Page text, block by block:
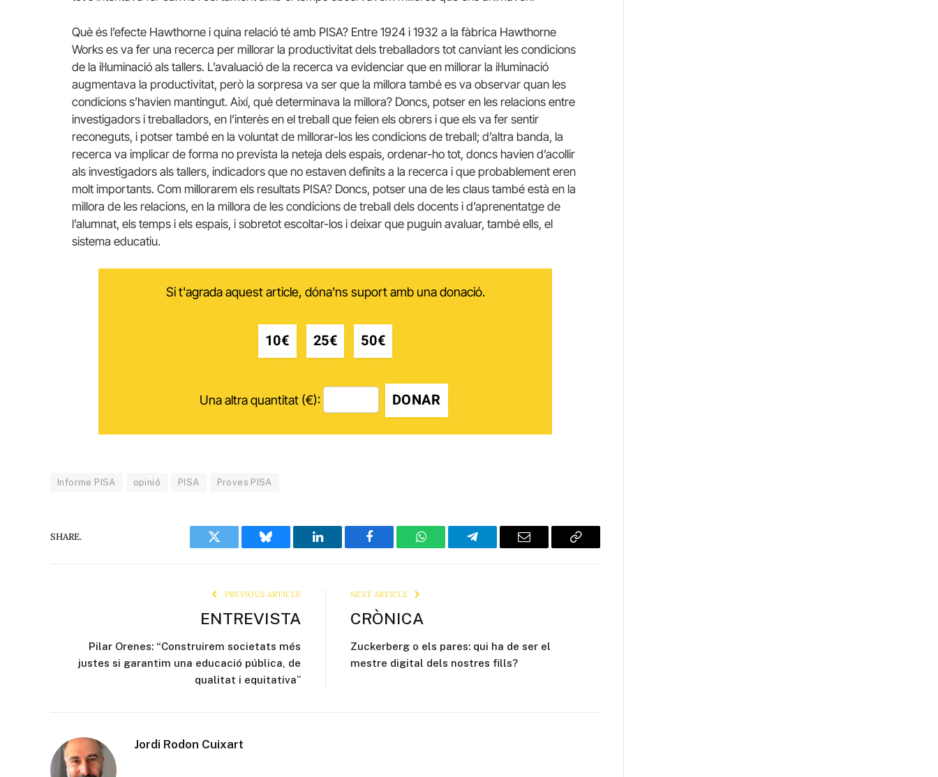
Què és l’efecte Hawthorne i quina relació té amb PISA? Entre 1924 i 1932 a la fàbrica Hawthorne
Works es va fer una recerca per millorar la productivitat dels treballadors tot canviant les condicions
de la il·luminació als tallers. L’avaluació de la recerca va evidenciar que en millorar la il·luminació
augmentava la productivitat, però la sorpresa va ser que la millora també es va observar quan les
condicions s’havien mantingut. Així, què determinava la millora? Doncs, potser en les relacions entre
investigadors i treballadors, en l’interès en el treball que feien els obrers i que els va fer sentir
reconeguts, i potser també en la voluntat de millorar-los les condicions de treball; d’altra banda, la
recerca va implicar de forma no prevista la neteja dels espais, ordenar-ho tot, doncs havien d’acollir
als investigadors als tallers, indicadors que no estaven definits a la recerca i que probablement eren
molt importants. Com millorarem els resultats PISA? Doncs, potser una de les claus també està en la
millora de les relacions, en la millora de les condicions de treball dels docents i d’aprenentatge de
l’alumnat, els temps i els espais, i sobretot escoltar-los i deixar que puguin avaluar, també ells, el
sistema educatiu.
Si t'agrada aquest article, dóna'ns suport amb una donació.
10€ 25€ 50€
Una altra quantitat (€): DONAR
Informe PISA opinió PISA Proves PISA
SHARE.
Twitter Bluesky LinkedIn Facebook WhatsAppTelegram Email
Copy
PREVIOUS ARTICLE
ENTREVISTA
Pilar Orenes: “Construirem societats més
justes si garantim una educació pública, de
qualitat i equitativa”
NEXT ARTICLE
CRÒNICA
Zuckerberg o els pares: qui ha de ser el
mestre digital dels nostres fills?
Jordi Rodon Cuixart